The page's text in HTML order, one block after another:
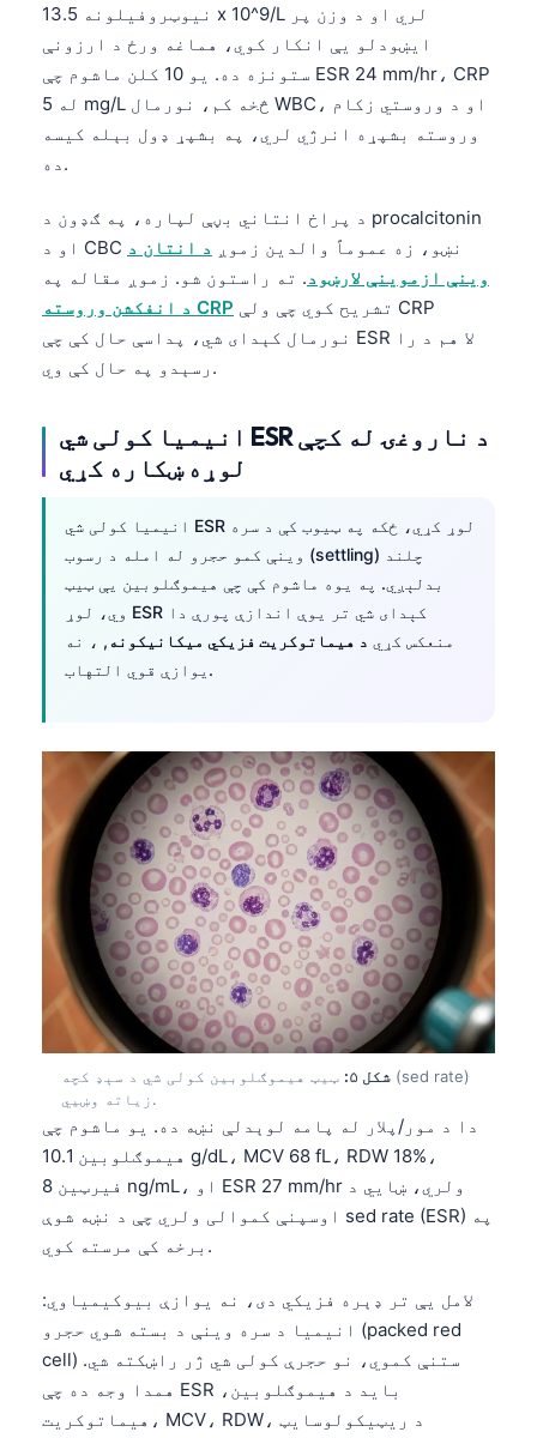
نیوټروفیلونه 13.5 x 10^9/L لري او د وزن پر
ایښودلو یې انکار کوي، هماغه ورځ د ارزونې
ستونزه ده. یو 10 کلن ماشوم چې ESR 24 mm/hr، CRP
له 5 mg/L څخه کم، نورمال WBC، او د وروستي زکام
وروسته بشپړه انرژي لري، په بشپړ ډول بېله کیسه
ده.
د پراخ انتاني بڼې لپاره، په ګډون د procalcitonin
او د CBC نښو، زه عموماً والدین زموږ د انتان د
وینې ازموینې لارښود. ته راستون شو. زموږ مقاله په
د انفکشن وروسته CRP
نورمال کېدای شي، پداسې حال کې چې ESR لا هم د را
رسېدو په حال کې وي.
انیمیا کولی شي ESR د ناروغۍ له کچې
لوړه ښکاره کړي
انیمیا کولی شي ESR لوړ کړي، ځکه په ټیوب کې د سره
وینې کمو حجرو له امله د رسوب (settling) چلند
بدلېږي. په یوه ماشوم کې چې هیموګلوبین یې ټیټ
وي، لوړ ESR کېدای شي تر یوې اندازې پورې دا
منعکس کړي د هیماتوکریت فزیکي میکانیکونه, ، نه
یوازې قوي التهاب.
شکل ۵:
ټیټ هیموګلوبین کولی شي د سېډ کچه (sed rate)
زیاته وښيي.
دا د مور/پلار له پامه لوېدلې نښه ده. یو ماشوم چې
هیموګلوبین 10.1 g/dL، MCV 68 fL، RDW 18%،
فیرټین 8 ng/mL، او ESR 27 mm/hr ولري، ښايي د
اوسپنې کموالی ولري چې د نښه شوې sed rate (ESR) په
برخه کې مرسته کوي.
لامل یې تر ډېره فزیکي دی، نه یوازې بیوکیمیاوي:
انیمیا د سره وینې د بسته شوي حجرو (packed red
cell) ستنې کموي، نو حجرې کولی شي ژر راښکته شي.
همدا وجه ده چې ESR باید د هیموګلوبین،
هیماتوکریت، MCV، RDW، د ریټیکولوسایټ